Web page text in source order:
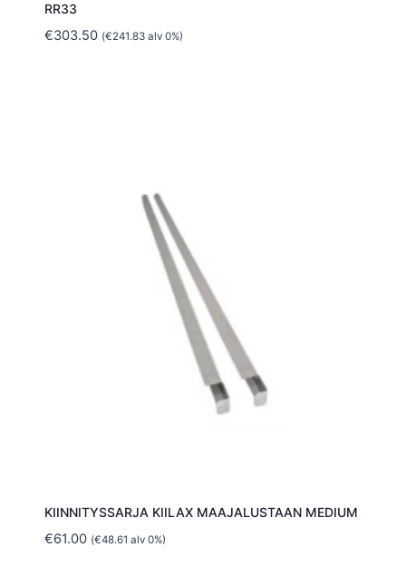
RR33
€303.50 (€241.83alv 0%)
KIINNITYSSARJA KIILAX MAAJALUSTAAN MEDIUM
€61.00 (€48.61 alv 0%)